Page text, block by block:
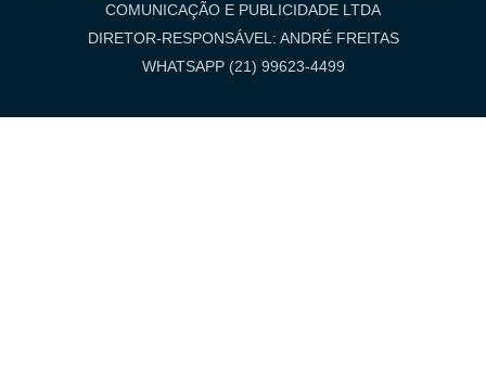
COMUNICAÇÃO E PUBLICIDADE LTDA
DIRETOR-RESPONSÁVEL: ANDRÉ FREITAS
WHATSAPP (21) 99623-4499